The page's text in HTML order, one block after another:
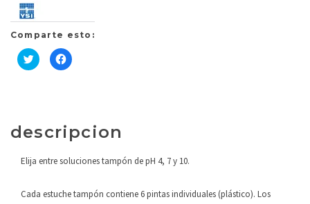
Comparte esto:
Haz
clic
una
ventana
Haz
clic
una
ventana
descripcion
Elija entre soluciones tampón de pH 4, 7 y 10.
Cada estuche tampón contiene 6 pintas individuales (plástico). Los